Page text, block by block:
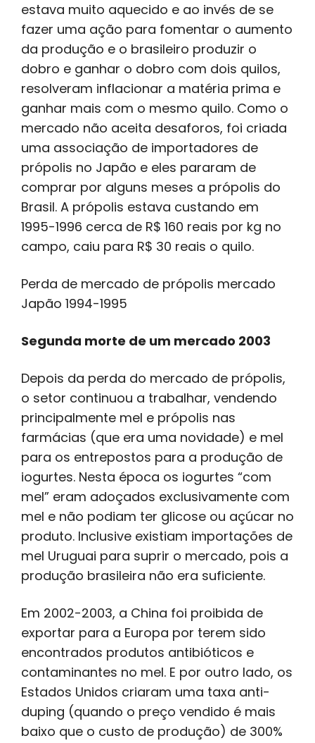
estava muito aquecido e ao invés de se
fazer uma ação para fomentar o aumento
da produção e o brasileiro produzir o
dobro e ganhar o dobro com dois quilos,
resolveram inflacionar a matéria prima e
ganhar mais com o mesmo quilo. Como o
mercado não aceita desaforos, foi criada
uma associação de importadores de
própolis no Japão e eles pararam de
comprar por alguns meses a própolis do
Brasil. A própolis estava custando em
1995-1996 cerca de R$ 160 reais por kg no
campo, caiu para R$ 30 reais o quilo.
Perda de mercado de própolis mercado
Japão 1994-1995
Segunda morte de um mercado 2003
Depois da perda do mercado de própolis,
o setor continuou a trabalhar, vendendo
principalmente mel e própolis nas
farmácias (que era uma novidade) e mel
para os entrepostos para a produção de
iogurtes. Nesta época os iogurtes “com
mel” eram adoçados exclusivamente com
mel e não podiam ter glicose ou açúcar no
produto. Inclusive existiam importações de
mel Uruguai para suprir o mercado, pois a
produção brasileira não era suficiente.
Em 2002-2003, a China foi proibida de
exportar para a Europa por terem sido
encontrados produtos antibióticos e
contaminantes no mel. E por outro lado, os
Estados Unidos criaram uma taxa anti-
duping (quando o preço vendido é mais
baixo que o custo de produção) de 300%